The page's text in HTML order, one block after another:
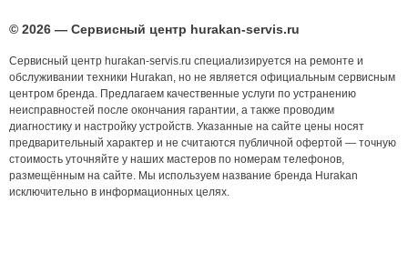
© 2026 — Сервисный центр hurakan-servis.ru
Сервисный центр hurakan-servis.ru специализируется на ремонте и
обслуживании техники Hurakan, но не является официальным сервисным
центром бренда. Предлагаем качественные услуги по устранению
неисправностей после окончания гарантии, а также проводим
диагностику и настройку устройств. Указанные на сайте цены носят
предварительный характер и не считаются публичной офертой — точную
стоимость уточняйте у наших мастеров по номерам телефонов,
размещённым на сайте. Мы используем название бренда Hurakan
исключительно в информационных целях.